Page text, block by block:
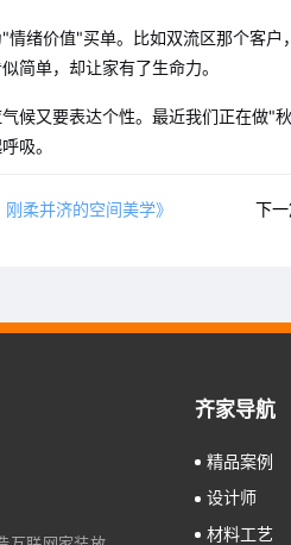
情绪价值"买单。比如双流区那个客
简单，却让家有了生命力。
候又要表达个性。最近我们正在做"
吸。
柔并济的空间美学》 下
齐家导航
精品案例
设计师
材料工艺